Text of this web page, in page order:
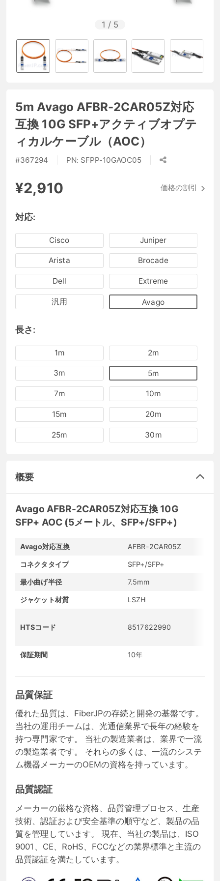
1 / 5
5m Avago AFBR-2CAR05Z対応
互換 10G SFP+アクティブオプテ
ィカルケーブル（AOC）
#367294 PN: SFPP-10GAOC05
¥2,910 価格の割引
対応:
Cisco Juniper
Arista Brocade
Dell Extreme
汎用 Avago
長さ:
1m 2m
3m 5m
7m 10m
15m 20m
25m 30m
概要
Avago AFBR-2CAR05Z対応互換 10G
SFP+ AOC (5メートル、SFP+/SFP+)
Avago対応互換 AFBR-2CAR05Z
コネクタタイプ SFP+/SFP+
最小曲げ半径 7.5mm
ジャケット材質 LSZH
HTSコード 8517622990
保証期間 10年
品質保証
優れた品質は、FiberJPの存続と開発の基盤です。
当社の運用チームは、光通信業界で長年の経験を
持つ専門家です。 当社の製造業者は、業界で一流
の製造業者です。 それらの多くは、一流のシステ
ム機器メーカーのOEMの資格を持っています。
品質認証
メーカーの厳格な資格、品質管理プロセス、生産
技術、認証および安全基準の順守など、製品の品
質を管理しています。 現在、当社の製品は、ISO
9001、CE、RoHS、FCCなどの業界標準と主流の
品質認証を満たしています。